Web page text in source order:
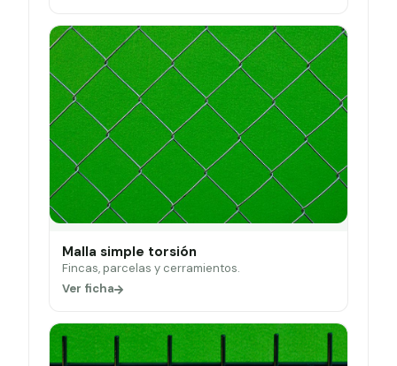
Malla simple torsión
Fincas, parcelas y cerramientos.
Ver ficha